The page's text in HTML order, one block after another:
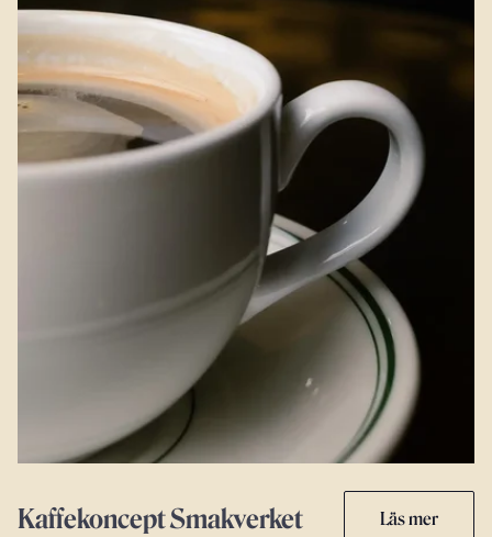
Kaffekoncept Smakverket Läs mer